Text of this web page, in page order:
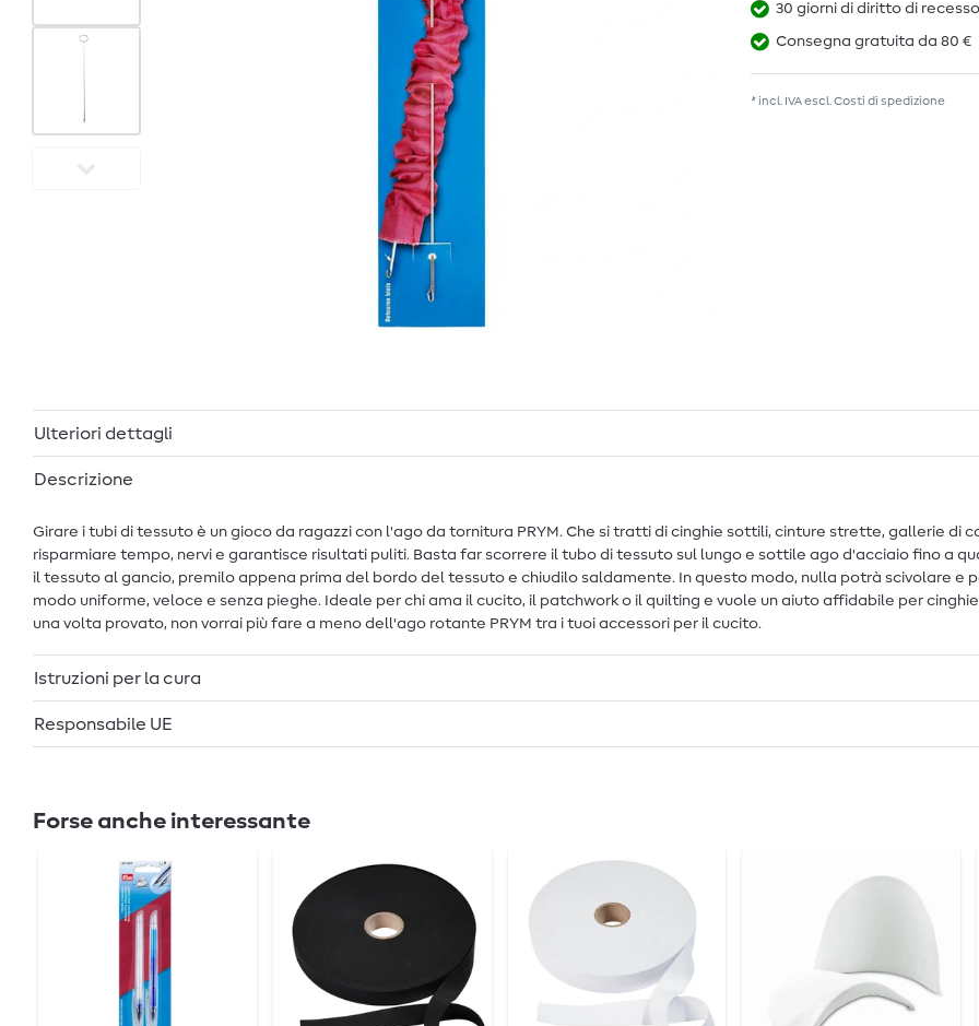
30 giorni di diritto di recesso
Consegna gratuita da 80 €
* incl. IVA escl. Costi di spedizione
Ulteriori dettagli
Descrizione
Girare i tubi di tessuto è un gioco da ragazzi con l'ago da tornitura PRYM. Che si tratti di cinghie sottili, cinture strette, gallerie
risparmiare tempo, nervi e garantisce risultati puliti. Basta far scorrere il tubo di tessuto sul lungo e sottile ago d'acciaio fino a
il tessuto al gancio, premilo appena prima del bordo del tessuto e chiudilo saldamente. In questo modo, nulla potrà scivolare
modo uniforme, veloce e senza pieghe. Ideale per chi ama il cucito, il patchwork o il quilting e vuole un aiuto affidabile per
una volta provato, non vorrai più fare a meno dell'ago rotante PRYM tra i tuoi accessori per il cucito.
Istruzioni per la cura
Responsabile UE
Forse anche interessante